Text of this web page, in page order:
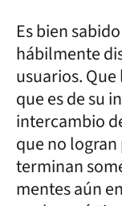
Es bien
hábilmente
usuarios.
que es de su
intercambio
que no
terminan
mentes aún